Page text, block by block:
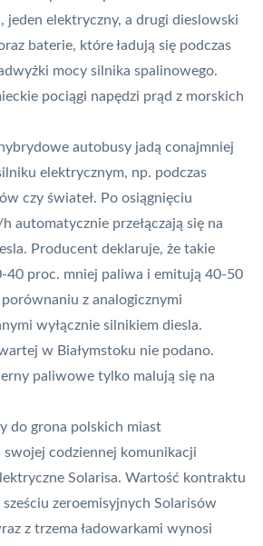
jeden elektryczny, a drugi dieslowski
baterie, które ładują się podczas
mocy silnika spalinowego.
pociągi napędzi prąd z morskich
autobusy jadą conajmniej
elektrycznym, np. podczas
czy świateł. Po osiągnięciu
automatycznie przełączają się na
Producent deklaruje, że takie
40 proc. mniej paliwa i emitują 40-50
z analogicznymi
wyłącznie silnikiem diesla.
w Białymstoku nie podano.
paliwowe tylko malują się na
do grona polskich miast
codziennej komunikacji
Solarisa. Wartość kontraktu
zeroemisyjnych Solarisów
z trzema ładowarkami wynosi